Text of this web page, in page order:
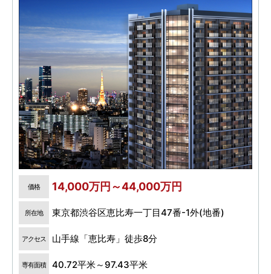
価格 14,000万円～44,000万円
所在地 東京都渋谷区恵比寿一丁目47番-1外(地番)
アクセス 山手線「恵比寿」徒歩8分
専有面積 40.72平米～97.43平米